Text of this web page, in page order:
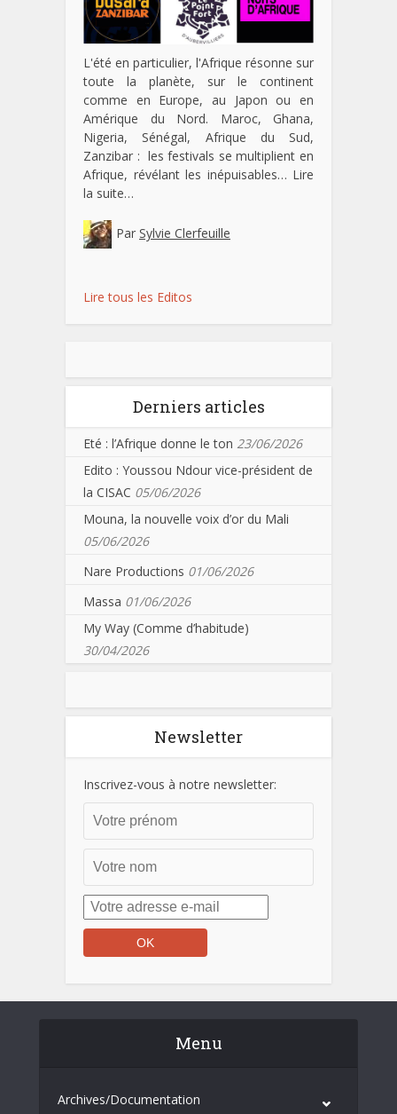
L'été en particulier, l'Afrique résonne sur
toute la planète, sur le continent
comme en Europe, au Japon ou en
Amérique du Nord. Maroc, Ghana,
Nigeria, Sénégal, Afrique du Sud,
Zanzibar : les festivals se multiplient en
Afrique, révélant les inépuisables… Lire
la suite…
Par Sylvie Clerfeuille
Lire tous les Editos
Derniers articles
Eté : l’Afrique donne le ton 23/06/2026
Edito : Youssou Ndour vice-président de
la CISAC 05/06/2026
Mouna, la nouvelle voix d’or du Mali
05/06/2026
Nare Productions 01/06/2026
Massa 01/06/2026
My Way (Comme d’habitude)
30/04/2026
Newsletter
Inscrivez-vous à notre newsletter:
Menu
Archives/Documentation